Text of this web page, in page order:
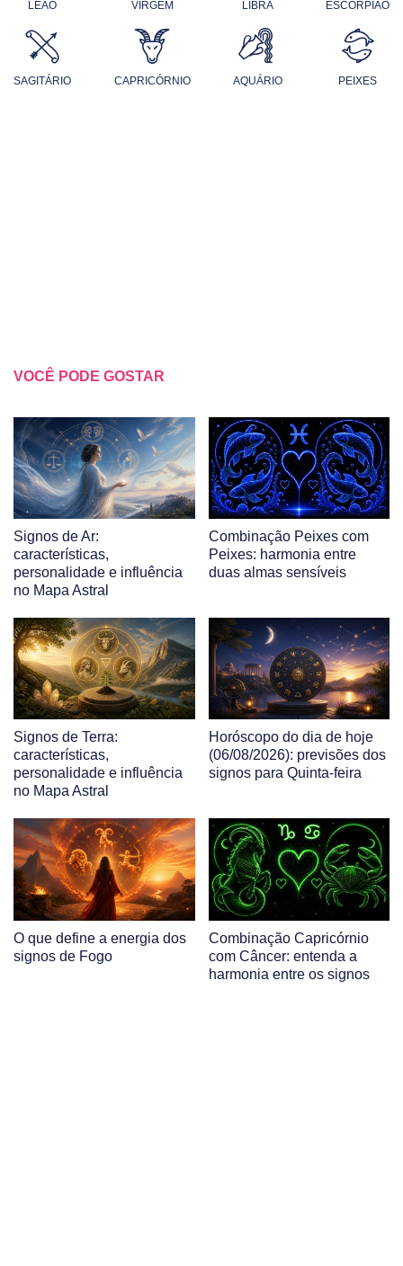
LEÃO VIRGEM LIBRA ESCORPIÃO
SAGITÁRIO CAPRICÓRNIO AQUÁRIO PEIXES
VOCÊ PODE GOSTAR
Signos de Ar:
características,
personalidade e influência
no Mapa Astral
Combinação Peixes com
Peixes: harmonia entre
duas almas sensíveis
Signos de Terra:
características,
personalidade e influência
no Mapa Astral
Horóscopo do dia de hoje
(06/08/2026): previsões dos
signos para Quinta-feira
O que define a energia dos
signos de Fogo
Combinação Capricórnio
com Câncer: entenda a
harmonia entre os signos